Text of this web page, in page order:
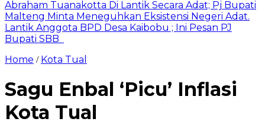
Abraham Tuanakotta Di Lantik Secara Adat; Pj Bupati
Malteng Minta Meneguhkan Eksistensi Negeri Adat.
Lantik Anggota BPD Desa Kaibobu ; Ini Pesan PJ
Bupati SBB
Home / Kota Tual
Sagu Enbal ‘Picu’ Inflasi
Kota Tual